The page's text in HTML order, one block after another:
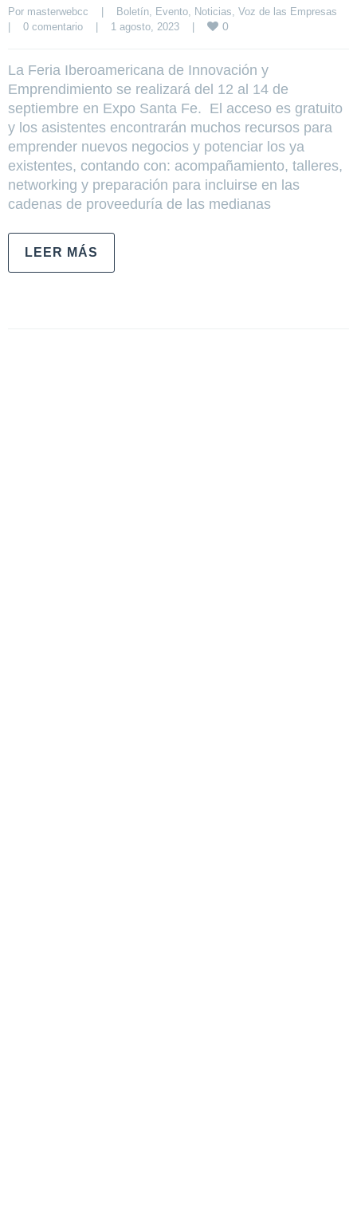
Por masterwebcc Boletín, Evento, Noticias, Voz de las Empresas
0 comentario 1 agosto, 2023 0
La Feria Iberoamericana de Innovación y
Emprendimiento se realizará del 12 al 14 de
septiembre en Expo Santa Fe. El acceso es gratuito
y los asistentes encontrarán muchos recursos para
emprender nuevos negocios y potenciar los ya
existentes, contando con: acompañamiento, talleres,
networking y preparación para incluirse en las
cadenas de proveeduría de las medianas
LEER MÁS